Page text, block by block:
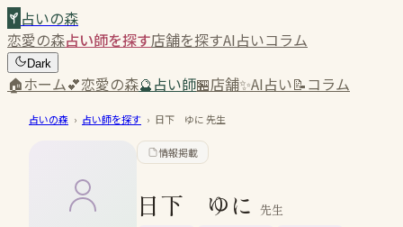
占いの森
恋愛の森占い師を探す店舗を探すAI占いコラム
Dark
🏠ホーム💕恋愛の森🔮占い師🏪店舗✨AI占い📝コラム
占いの森 › 占い師を探す › 日下 ゆに先生
情報掲載
日下 ゆに 先生